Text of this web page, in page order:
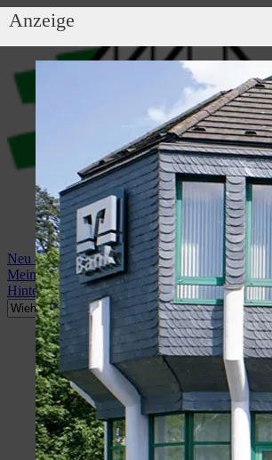
Anzeige
Neu anmelden
Mein Profil
Hintergrundbild anzeigen